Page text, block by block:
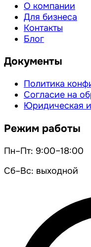
О компании
Для бизнеса
Контакты
Блог
Документы
Политика
Согласие на
Юридическая
Режим работы
Пн–Пт: 9:00–18:00
Сб–Вс: выходной